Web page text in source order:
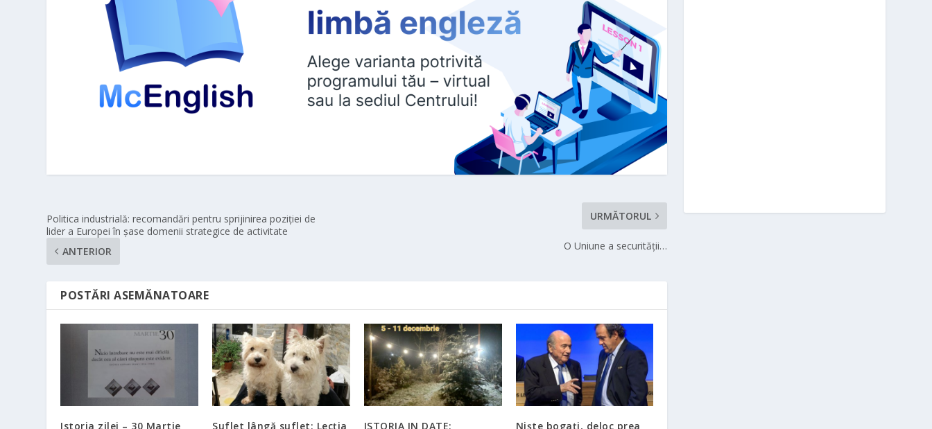
Politica industrială: recomandări pentru sprijinirea poziției de
lider a Europei în șase domenii strategice de activitate
ANTERIOR
URMĂTORUL
O Uniune a securităţii…
POSTĂRI ASEMĂNATOARE
Istoria zilei – 30 Martie Suflet lângă suflet: Lecția ISTORIA IN DATE: Nişte bogaţi, deloc prea